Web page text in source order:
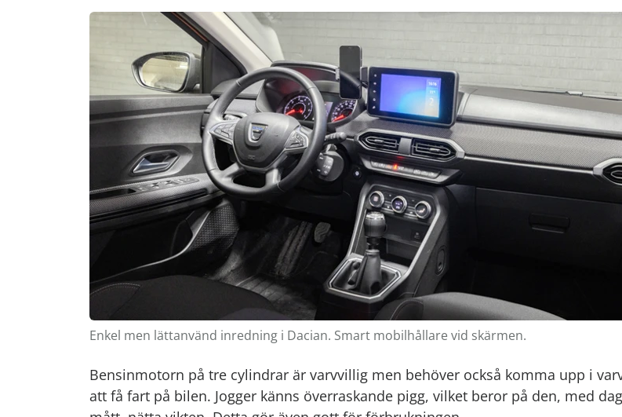
Enkel men lättanvänd inredning i Dacian. Smart mobilhållare vid skärmen.
Bensinmotorn på tre cylindrar är varvvillig men behöver också komma upp i
att få fart på bilen. Jogger känns överraskande pigg, vilket beror på den, med